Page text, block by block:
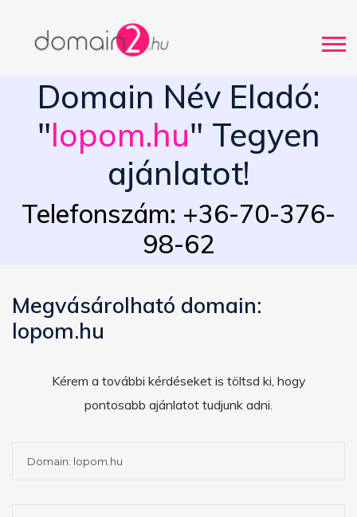
Domain Név Eladó:
"lopom.hu" Tegyen
ajánlatot!
Telefonszám: +36-70-376-
98-62
Megvásárolható domain:
lopom.hu
Kérem a további kérdéseket is töltsd ki, hogy
pontosabb ajánlatot tudjunk adni.